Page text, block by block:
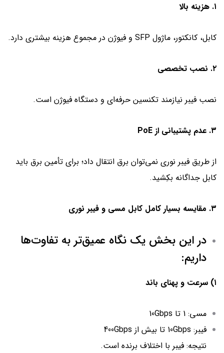
۱. هزینه بالا
کابل، کانکتور، ماژول SFP و فیوژن در مجموع هزینه‌ بیشتری دارد.
۲. نصب تخصصی
نصب فیبر نیازمند تکنسین حرفه‌ای و دستگاه فیوژن است.
۳. عدم پشتیبانی از PoE
از طریق فیبر نوری نمی‌توان برق انتقال داد؛ برای تأمین برق باید
کابل جداگانه بکِشید.
۳. مقایسه بسیار کامل کابل مسی و فیبر نوری
در این بخش یک نگاه عمیق‌تر به تفاوت‌ها
داریم:
۱) سرعت و پهنای باند
مسی: 1 تا 10Gbps
فیبر: 10Gbps تا بیش از 400Gbps
نتیجه: فیبر با اختلاف برنده است.